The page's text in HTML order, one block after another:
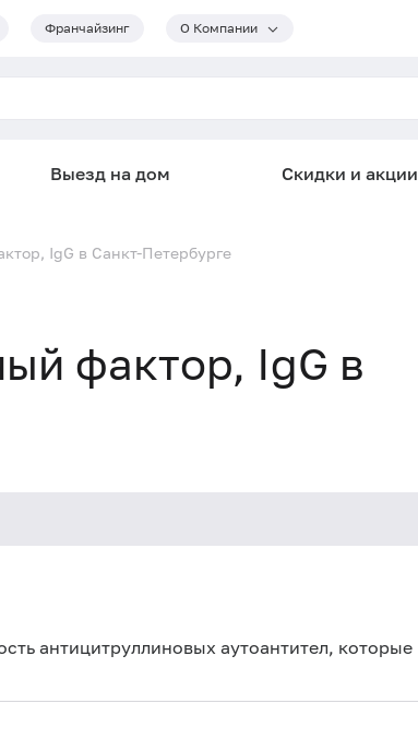
Франчайзинг О Компании
Выезд на дом Скидки и акции
IgG в Санкт-Петербурге
фактор, IgG в
антицитруллиновых аутоантител, которые